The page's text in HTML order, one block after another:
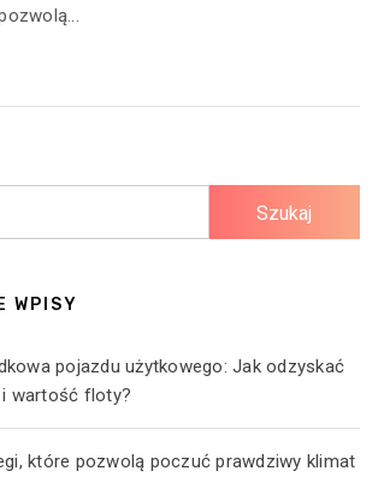
WPISY
pojazdu użytkowego: Jak odzyskać
i wartość floty?
które pozwolą poczuć prawdziwy klimat